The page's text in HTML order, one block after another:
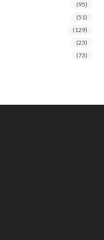
(95)
(51)
(129)
(23)
(73)